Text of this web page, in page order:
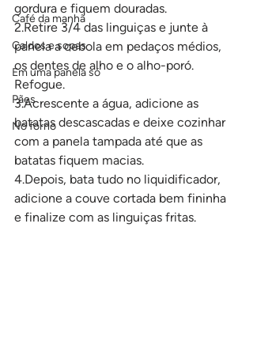
Café da manhã
Caldos e sopas
Em uma panela só
Pães
No forno
gordura e fiquem douradas.
2.Retire 3/4 das linguiças e junte à
panela a cebola em pedaços médios,
os dentes de alho e o alho-poró.
Refogue.
3.Acrescente a água, adicione as
batatas descascadas e deixe cozinhar
com a panela tampada até que as
batatas fiquem macias.
4.Depois, bata tudo no liquidificador,
adicione a couve cortada bem fininha
e finalize com as linguiças fritas.